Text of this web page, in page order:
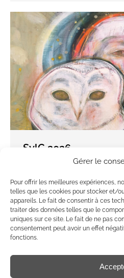
Gérer le
Pour offrir les meilleures expériences,
telles que les cookies pour stocker et/
appareils. Le fait de consentir à ces
traiter des données telles que le
uniques sur ce site. Le fait de ne pas
consentement peut avoir un effet
fonctions.
SylC 2026
13 avril 2026
Thiercelin Thibaud
Pardomguillemet 28 février